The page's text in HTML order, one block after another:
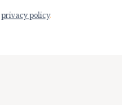
privacy policy.